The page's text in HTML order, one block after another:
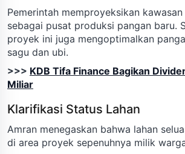
Pemerintah memproyeksikan
sebagai pusat produksi pangan baru.
proyek ini juga mengoptimalkan
sagu dan ubi.
>>> KDB Tifa Finance Bagikan
Miliar
Klarifikasi Status Lahan
Amran menegaskan bahwa lahan
di area proyek sepenuhnya milik